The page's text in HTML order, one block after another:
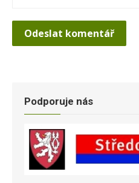
Podporuje nás